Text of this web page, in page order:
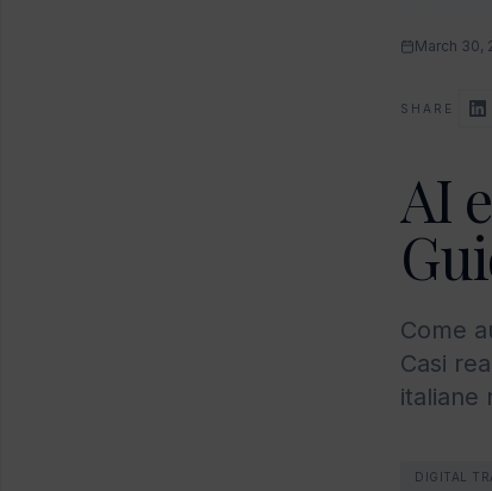
March 30,
SHARE
AI
Come
Casi
italiane
DIGITAL